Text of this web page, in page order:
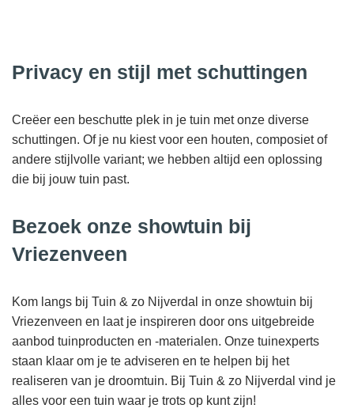
Privacy en stijl met schuttingen
Creëer een beschutte plek in je tuin met onze diverse
schuttingen. Of je nu kiest voor een houten, composiet of
andere stijlvolle variant; we hebben altijd een oplossing
die bij jouw tuin past.
Bezoek onze showtuin bij
Vriezenveen
Kom langs bij Tuin & zo Nijverdal in onze showtuin bij
Vriezenveen en laat je inspireren door ons uitgebreide
aanbod tuinproducten en -materialen. Onze tuinexperts
staan klaar om je te adviseren en te helpen bij het
realiseren van je droomtuin. Bij Tuin & zo Nijverdal vind je
alles voor een tuin waar je trots op kunt zijn!